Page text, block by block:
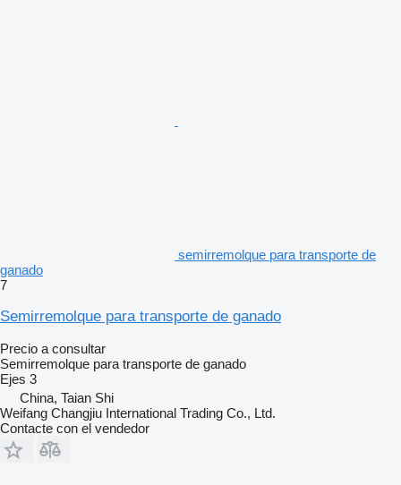
semirremolque para transporte de
ganado
7
Semirremolque para transporte de ganado
Precio a consultar
Semirremolque para transporte de ganado
Ejes 3
China, Taian Shi
Weifang Changjiu International Trading Co., Ltd.
Contacte con el vendedor